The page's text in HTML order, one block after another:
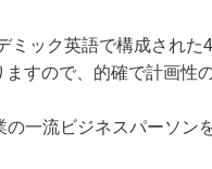
ミック英語で構成され
ますので、的確で計画性
一流ビジネスパーソン